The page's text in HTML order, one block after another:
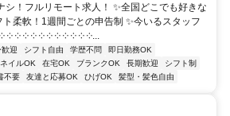
シ！フルリモート求人！ ✨全国どこでも好きな
柔軟！1週間ごとの申告制 ✨今いるスタッフ
༶ ༶ ༶ ༶ ༶ ༶ ༶ ༶ ༶ ༶ ༶...
迎 シフト自由 学歴不問
即日勤務OK
ネイルOK 在宅OK ブランクOK 長期歓迎
シフト制
不要 友達と応募OK ひげOK 髪型・髪色自由